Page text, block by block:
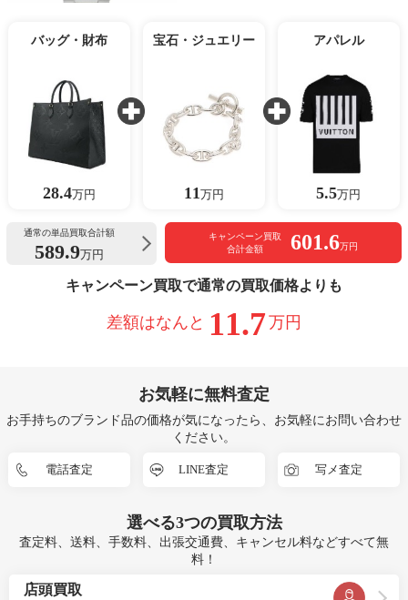
バッグ・財布
28.4万円
宝石・ジュエリー
11 万円
アパレル
5.5万円
通常の単品買取合計額
589.9万円
キャンペーン買取
合計金額
601.6万円
キャンペーン買取で通常の買取価格よりも
差額はなんと 11.7万円
お気軽に無料査定
お手持ちのブランド品の価格が気になったら、お気軽にお問い合わせ
ください。
電話査定 LINE査定 写メ査定
選べる3つの買取方法
査定料、送料、手数料、出張交通費、キャンセル料などすべて無
料！
店頭買取